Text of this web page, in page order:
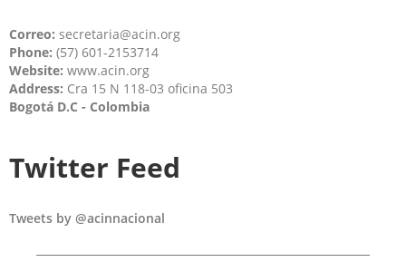
Correo: secretaria@acin.org
Phone: (57) 601-2153714
Website: www.acin.org
Address: Cra 15 N 118-03 oficina 503
Bogotá D.C - Colombia
Twitter Feed
Tweets by @acinnacional